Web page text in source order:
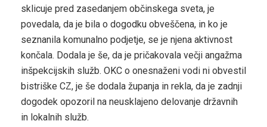
sklicuje pred zasedanjem občinskega sveta, je
povedala, da je bila o dogodku obveščena, in ko je
seznanila komunalno podjetje, se je njena aktivnost
končala. Dodala je še, da je pričakovala večji angažma
inšpekcijskih služb. OKC o onesnaženi vodi ni obvestil
bistriške CZ, je še dodala županja in rekla, da je zadnji
dogodek opozoril na neusklajeno delovanje državnih
in lokalnih služb.